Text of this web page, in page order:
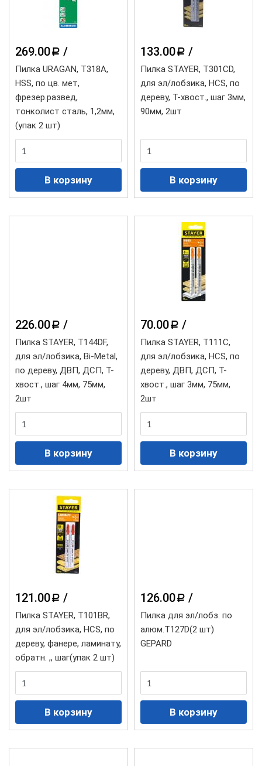
269.00 a /
Пилка URAGAN, T318A,
HSS, по цв. мeт,
фрезер.развед,
тонколист сталь, 1,2мм,
(упак 2 шт)
133.00 a /
Пилка STAYER, T301CD,
для эл/лобзика, HCS, по
дереву, T-хвост., шаг 3мм,
90мм, 2шт
226.00 a /
Пилка STAYER, T144DF,
для эл/лобзика, Bi-Metal,
по дереву, ДВП, ДСП, T-
хвост., шаг 4мм, 75мм,
2шт
70.00 a /
Пилка STAYER, T111C,
для эл/лобзика, HCS, по
дереву, ДВП, ДСП, T-
хвост., шаг 3мм, 75мм,
2шт
121.00 a /
Пилка STAYER, T101BR,
для эл/лобзика, HCS, по
дереву, фанере, ламинату,
обратн. ,, шаг(упак 2 шт)
126.00 a /
Пилка для эл/лобз. по
алюм.Т127D(2 шт)
GEPARD